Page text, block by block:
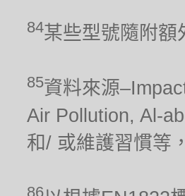
84某些型號隨附額
85資料來源
Air Pollution, Al-
和/ 或維護習慣等
86